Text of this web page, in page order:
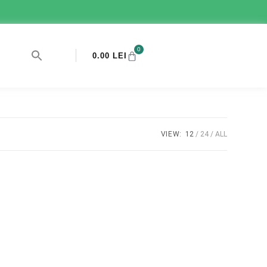
0.00 LEI
0
VIEW: 12 24 ALL